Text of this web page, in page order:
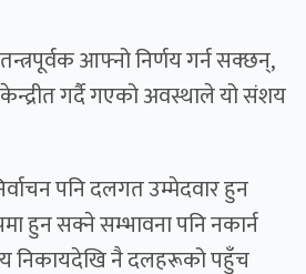
आफ्नो निर्णय गर्न सक्छन्,
केन्द्रीत गर्दै गएको अवस्थाले यो संशय
पनि दलगत उम्मेदवार हुन
हुन सक्ने सम्भावना पनि नकार्न
निकायदेखि नै दलहरूको पहुँच